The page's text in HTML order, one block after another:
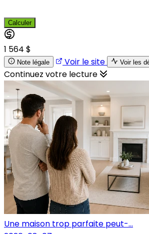
Calculer
1 564 $
Note légale Voir le site Voir les
Continuez votre lecture
Une maison trop parfaite peut-...